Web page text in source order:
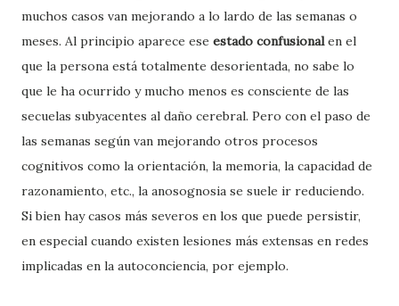
muchos casos van mejorando a lo lardo de las semanas o
meses. Al principio aparece ese estado confusionalen el
que la persona está totalmente desorientada, no sabe lo
que le ha ocurrido y mucho menos es consciente de las
secuelas subyacentes al daño cerebral. Pero con el paso de
las semanas según van mejorando otros procesos
cognitivos como la orientación, la memoria, la capacidad de
razonamiento, etc., la anosognosia se suele ir reduciendo.
Si bien hay casos más severos en los que puede persistir,
en especial cuando existen lesiones más extensas en redes
implicadas en la autoconciencia, por ejemplo.